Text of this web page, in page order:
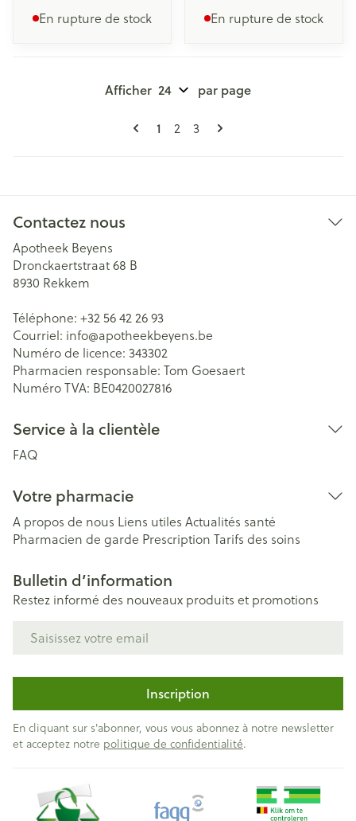
En rupture de stock En rupture de stock
Pages
Vous lisez actuellement la page
1 Page
2 Page
3
Afficher par page
Contactez nous
Apotheek Beyens
Dronckaertstraat 68 B
8930 Rekkem
Téléphone: +32 56 42 26 93
Courriel: info@apotheekbeyens.be
Numéro de licence: 343302
Pharmacien responsable: Tom Goesaert
Numéro TVA: BE0420027816
Service à la clientèle
FAQ
Votre pharmacie
A propos de nous Liens utiles Actualités santé
Pharmacien de garde Prescription Tarifs des soins
Bulletin d’information
Restez informé des nouveaux produits et promotions
Inscription
En cliquant sur s'abonner, vous vous abonnez à notre newsletter
et acceptez notre politique de confidentialité.